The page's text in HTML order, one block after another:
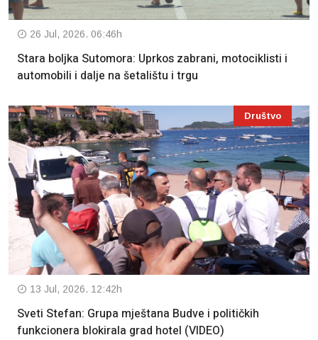
26 Jul, 2026. 06:46h
Stara boljka Sutomora: Uprkos zabrani, motociklisti i
automobili i dalje na šetalištu i trgu
Društvo
13 Jul, 2026. 12:42h
Sveti Stefan: Grupa mještana Budve i političkih
funkcionera blokirala grad hotel (VIDEO)